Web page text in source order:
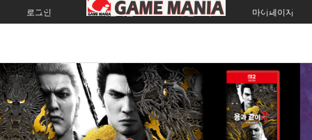
로그인 회원가입 주문조회 마이페이지